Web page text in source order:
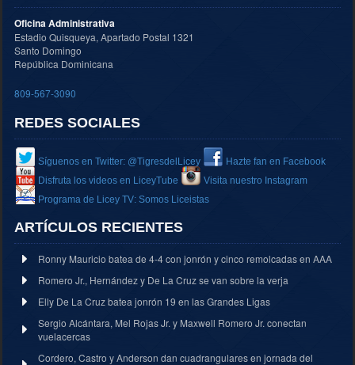
Oficina Administrativa
Estadio Quisqueya, Apartado Postal 1321
Santo Domingo
República Dominicana
809-567-3090
REDES SOCIALES
Síguenos en Twitter: @TigresdelLicey
Hazte fan en Facebook
Disfruta los videos en LiceyTube
Visita nuestro Instagram
Programa de Licey TV: Somos Liceistas
ARTÍCULOS RECIENTES
Ronny Mauricio batea de 4-4 con jonrón y cinco remolcadas en AAA
Romero Jr., Hernández y De La Cruz se van sobre la verja
Elly De La Cruz batea jonrón 19 en las Grandes Ligas
Sergio Alcántara, Mel Rojas Jr. y Maxwell Romero Jr. conectan
vuelacercas
Cordero, Castro y Anderson dan cuadrangulares en jornada del